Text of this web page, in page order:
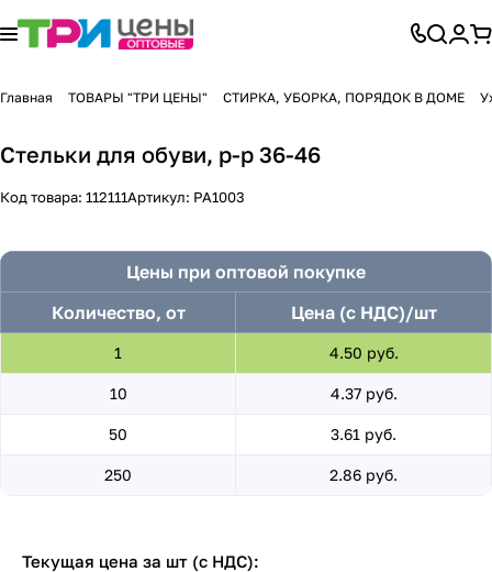
Главная ТОВАРЫ "ТРИ ЦЕНЫ" СТИРКА, УБОРКА, ПОРЯДОК В ДОМЕ
Стельки для обуви, р-р 36-46
Код товара: 112111Артикул: PA1003
Цены при оптовой покупке
Количество, от
Цена (с НДС)/шт
1 4.50 руб.
10 4.37 руб.
50 3.61 руб.
250 2.86 руб.
Текущая цена за шт (с НДС):